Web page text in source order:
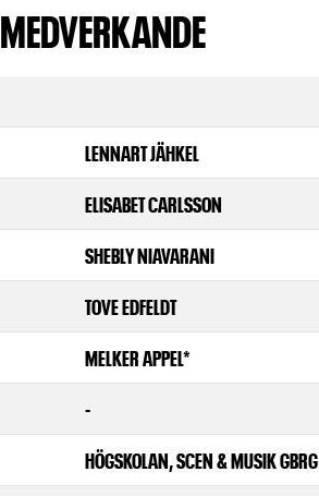
MEDVERKANDE
LENNART JÄHKEL
ELISABET CARLSSON
SHEBLY NIAVARANI
TOVE EDFELDT
MELKER APPEL*
-
HÖGSKOLAN, SCEN & MUSIK GBRG